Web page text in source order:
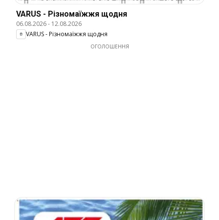
VARUS - Різномаїжжя щодня
06.08.2026- 12.08.2026
VARUS - Різномаїжжя щодня
ОГОЛОШЕННЯ